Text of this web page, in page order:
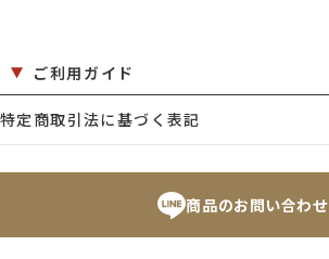
ご利用ガイド
特定商取引法に基づく表記
商品のお問い合わせ